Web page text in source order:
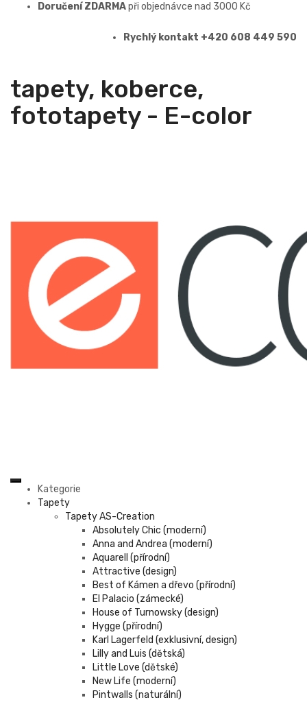
Doručení ZDARMApři objednávce nad 3000 Kč
Rychlý kontakt +420 608 449 590
tapety, koberce,
fototapety - E-color
Kategorie
Tapety
Tapety AS-Creation
Absolutely Chic (moderní)
Anna and Andrea (moderní)
Aquarell (přírodní)
Attractive (design)
Best of Kámen a dřevo (přírodní)
El Palacio (zámecké)
House of Turnowsky (design)
Hygge (přírodní)
Karl Lagerfeld (exklusivní, design)
Lilly and Luis (dětská)
Little Love (dětské)
New Life (moderní)
Pintwalls (naturální)